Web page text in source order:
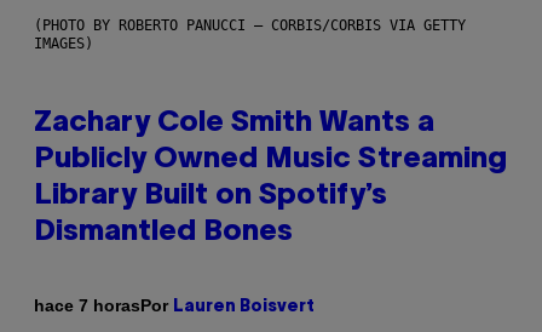
(PHOTO BY ROBERTO PANUCCI – CORBIS/CORBIS VIA GETTY
IMAGES)
Zachary Cole Smith Wants a
Publicly Owned Music Streaming
Library Built on Spotify’s
Dismantled Bones
hace 7 horasPor Lauren Boisvert